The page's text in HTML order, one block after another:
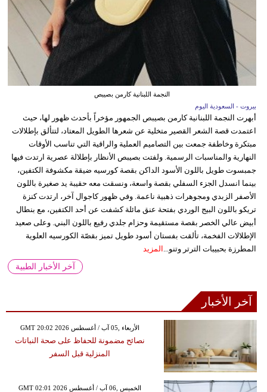
النجمة اللبنانية كارمن بصيبص
بيروت - السعودية اليوم
أبهرت النجمة اللبنانية كارمن بصيبص الجمهور مؤخراً بأحدث ظهور لها، حيث
اعتمدت قصة الشعر القصير متخلية عن شعرها الطويل المعتاد، لتتألق بإطلالات
مبتكرة وخاطفة جمعت بين التصاميم العملية والراقية التي تناسب الأوقات
النهارية والمناسبات الرسمية. ولفتت بصيبص الأنظار بإطلالة عصرية ارتدت فيها
جمبسوت طويل باللون الأسود الداكن بقصة كورسيه ضيقة مكشوفة الكتفين،
بينما انسدل الجزء السفلي بقصة واسعة، ونسقت معه حقيبة يد صغيرة باللون
الأصفر الزبدي ومجوهرات ذهبية ناعمة. وفي ظهور كاجوال آخر، ارتدت كنزة
تريكو باللون البيج الوردي بفتحة عنق مائلة كشفت عن أحد الكتفين، مع بنطال
أبيض عالي الخصر بقصة مستقيمة وحزام جلدي رفيع باللون البني. وعلى صعيد
الإطلالات الفخمة، تألقت بفستان أسود طويل تميز بقصّة الكورسيه العلوية
المطرزة بحبيبات الترتر وتنو...
المزيد
آخر الأخبار الطبية
آخر الأخبار
GMT 20:02 2026 الأربعاء ,05 آب / أغسطس
نصائح مضمونة للحفاظ على صحة النباتات
المنزلية قبل السفر
GMT 02:01 2026 الخميس ,06 آب / أغسطس